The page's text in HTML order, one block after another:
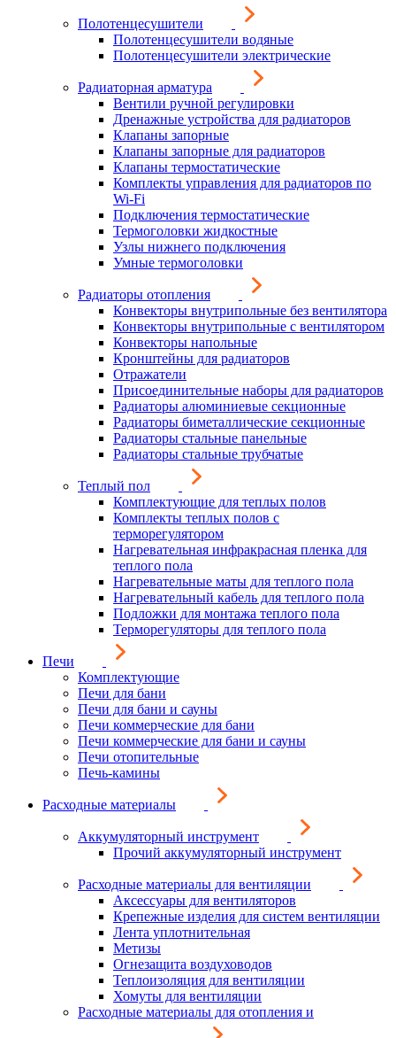
Полотенцесушители
Полотенцесушители водяные
Полотенцесушители электрические
Радиаторная арматура
Вентили ручной регулировки
Дренажные устройства для радиаторов
Клапаны запорные
Клапаны запорные для радиаторов
Клапаны термостатические
Комплекты управления для радиаторов по
Wi-Fi
Подключения термостатические
Термоголовки жидкостные
Узлы нижнего подключения
Умные термоголовки
Радиаторы отопления
Конвекторы внутрипольные без вентилятора
Конвекторы внутрипольные с вентилятором
Конвекторы напольные
Кронштейны для радиаторов
Отражатели
Присоединительные наборы для радиаторов
Радиаторы алюминиевые секционные
Радиаторы биметаллические секционные
Радиаторы стальные панельные
Радиаторы стальные трубчатые
Теплый пол
Комплектующие для теплых полов
Комплекты теплых полов с
терморегулятором
Нагревательная инфракрасная пленка для
теплого пола
Нагревательные маты для теплого пола
Нагревательный кабель для теплого пола
Подложки для монтажа теплого пола
Терморегуляторы для теплого пола
Печи
Комплектующие
Печи для бани
Печи для бани и сауны
Печи коммерческие для бани
Печи коммерческие для бани и сауны
Печи отопительные
Печь-камины
Расходные материалы
Аккумуляторный инструмент
Прочий аккумуляторный инструмент
Расходные материалы для вентиляции
Аксессуары для вентиляторов
Крепежные изделия для систем вентиляции
Лента уплотнительная
Метизы
Огнезащита воздуховодов
Теплоизоляция для вентиляции
Хомуты для вентиляции
Расходные материалы для отопления и